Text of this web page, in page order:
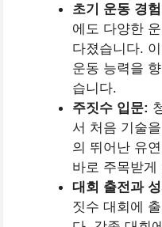
초기 운동 경
에도 다양한
다졌습니다.
운동 능력을
습니다.
주짓수 입문:
서 처음 기술
의 뛰어난 유
바로 주목받게
대회 출전과
짓수 대회에